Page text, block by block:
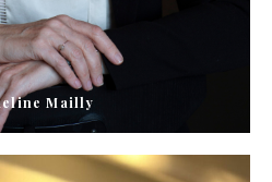
Mailly